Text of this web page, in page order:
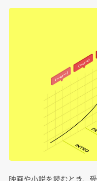
映画や小説を読むとき、